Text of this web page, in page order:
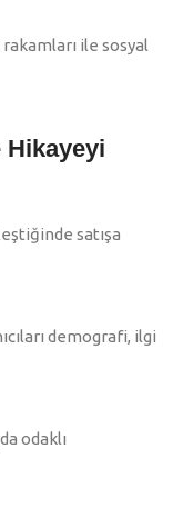
rakamları ile sosyal
Hikayeyi
satışa
demografi, ilgi
odaklı